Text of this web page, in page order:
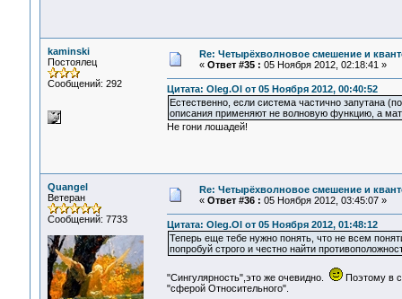
kaminski
Постоялец
Сообщений: 292
Re: Четырёхволновое смешение и
« Ответ #35 : 05 Ноября 2012, 02:18:41 »
Цитата: Oleg.Ol от 05 Ноября 2012, 00:40:52
Естественно, если система частично запутана
описания применяют не волновую функцию, а
Не гони лошадей!
Quangel
Ветеран
Сообщений: 7733
Re: Четырёхволновое смешение и
« Ответ #36 : 05 Ноября 2012, 03:45:07 »
Цитата: Oleg.Ol от 05 Ноября 2012, 01:48:12
Теперь еще тебе нужно понять, что не всем
попробуй строго и честно найти
"Сингулярность",это же очевидно.
Поэтому в
"сферой Относительного".